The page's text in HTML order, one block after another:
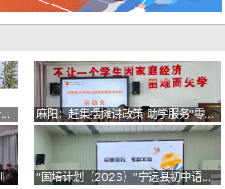
2026年湖南省校园足球初中生夏令营在临武开营 麻阳：赶集摆摊讲政策 助学服务“零距离”
“国培计划（2026）”宁远县初中语文骨干教师开展全天专题研修